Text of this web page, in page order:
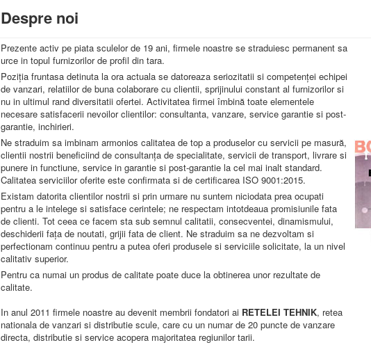
Despre noi
Prezente activ pe piata sculelor de 19 ani, firmele noastre se straduiesc permanent sa
urce in topul furnizorilor de profil din tara.
Poziţia fruntasa detinuta la ora actuala se datoreaza seriozitatii si competenţei echipei
de vanzari, relatiilor de buna colaborare cu clientii, sprijinului constant al furnizorilor si
nu in ultimul rand diversitatii ofertei. Activitatea firmei îmbină toate elementele
necesare satisfacerii nevoilor clientilor: consultanta, vanzare, service garantie si post-
garantie, inchirieri.
Ne straduim sa imbinam armonios calitatea de top a produselor cu servicii pe masură,
clientii nostrii beneficiind de consultanţa de specialitate, servicii de transport, livrare si
punere in functiune, service in garantie si post-garantie la cel mai inalt standard.
Calitatea serviciilor oferite este confirmata si de certificarea ISO 9001:2015.
Existam datorita clientilor nostrii si prin urmare nu suntem niciodata prea ocupati
pentru a le intelege si satisface cerintele; ne respectam intotdeaua promisiunile fata
de clienti. Tot ceea ce facem sta sub semnul calitatii, consecventei, dinamismului,
deschiderii faţa de noutati, grijii fata de client. Ne straduim sa ne dezvoltam si
perfectionam continuu pentru a putea oferi produsele si serviciile solicitate, la un nivel
calitativ superior.
Pentru ca numai un produs de calitate poate duce la obtinerea unor rezultate de
calitate.
In anul 2011 firmele noastre au devenit membrii fondatori ai RETELEI TEHNIK, retea
nationala de vanzari si distributie scule, care cu un numar de 20 puncte de vanzare
directa, distributie si service acopera majoritatea regiunilor tarii.